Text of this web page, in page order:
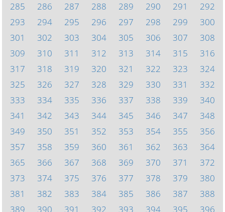
285
286 287 288 289 290 291
292
293
294 295 296 297 298 299
300
301
302 303 304 305 306 307
308
309
310 311 312 313 314 315
316
317
318 319 320 321 322 323
324
325
326 327 328 329 330 331
332
333
334 335 336 337 338 339
340
341
342 343 344 345 346 347
348
349
350 351 352 353 354 355
356
357
358 359 360 361 362 363
364
365
366 367 368 369 370 371
372
373
374 375 376 377 378 379
380
381
382 383 384 385 386 387
388
389
390 391 392 393 394 395 396